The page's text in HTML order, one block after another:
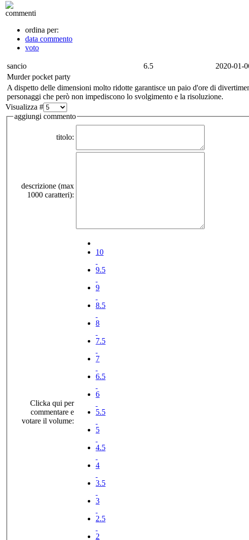
commenti
ordina per:
data commento
voto
sancio 6.5
2020-01-
Murder pocket party
A dispetto delle dimensioni molto ridotte garantisce un paio d'ore di
personaggi che però non impediscono lo svolgimento e la risoluzione.
Visualizza #
aggiungi commento
titolo:
descrizione (max
1000 caratteri):
Clicka qui per
commentare e
votare il volume:
10
9.5
9
8.5
8
7.5
7
6.5
6
5.5
5
4.5
4
3.5
3
2.5
2